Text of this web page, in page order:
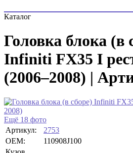
Каталог
Головка блока (в
Infiniti FX35 I
(2006–2008) |
Ещё 18 фото
Артикул:
2753
OEM:
110908J100